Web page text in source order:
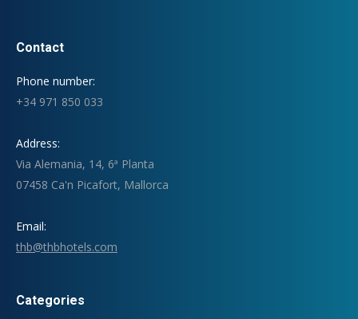
Contact
Phone number:
+34 971 850 033
Address:
Via Alemania, 14, 6ª Planta
07458 Ca'n Picafort, Mallorca
Email:
thb@thbhotels.com
Categories